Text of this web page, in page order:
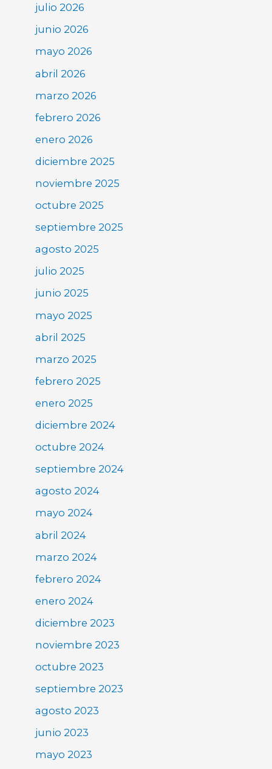
julio 2026
junio 2026
mayo 2026
abril 2026
marzo 2026
febrero 2026
enero 2026
diciembre 2025
noviembre 2025
octubre 2025
septiembre 2025
agosto 2025
julio 2025
junio 2025
mayo 2025
abril 2025
marzo 2025
febrero 2025
enero 2025
diciembre 2024
octubre 2024
septiembre 2024
agosto 2024
mayo 2024
abril 2024
marzo 2024
febrero 2024
enero 2024
diciembre 2023
noviembre 2023
octubre 2023
septiembre 2023
agosto 2023
junio 2023
mayo 2023